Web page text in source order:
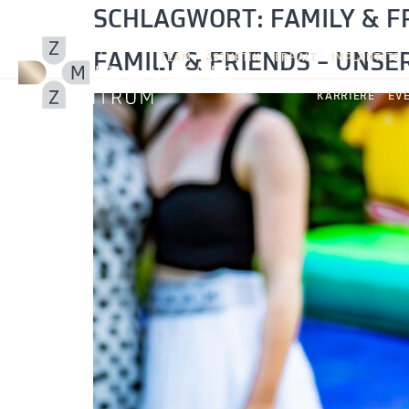
TEAM ÄSTHETIK ERHALT IMPLANTATE
KARRIERE
SCHLAGWORT: FAMILY &
FAMILY & FRIENDS –